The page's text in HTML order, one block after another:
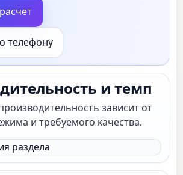
телефону
и темп
зависит от
и требуемого качества.